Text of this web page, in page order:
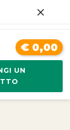
s.r.l. ed il
Generali di
Italiana.
dalla
€ 0,00
UN